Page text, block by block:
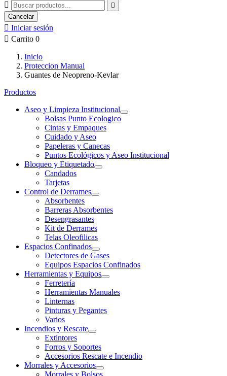


Cancelar
 Iniciar sesión
 Carrito 0
Inicio
Proteccion Manual
Guantes de Neopreno-Kevlar
Productos
Aseo y Limpieza Institucional
Bolsas Punto Ecologico
Cintas y Empaques
Cuidado y Aseo
Papeleras y Canecas
Puntos Ecológicos y Aseo Institucional
Bloqueo y Etiquetado
Candados
Tarjetas
Control de Derrames
Absorbentes
Barreras Absorbentes
Desengrasantes
Kit de Derrames
Telas Oleofilicas
Espacios Confinados
Detectores de Gases
Equipos Espacios Confinados
Herramientas y Equipos
Ferretería
Herramientas Manuales
Linternas
Pinturas y Pegantes
Varios
Incendios y Rescate
Extintores
Forros y Soportes
Accesorios Rescate e Incendio
Morrales y Accesorios
Morrales y Bolsos